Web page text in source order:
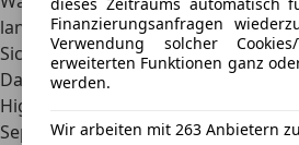
langen Fahrten.
Sicherheit
Das Insurance Institute for Highway
Highway Loss Data Institute (HLDI)
Sephia LS 4-Türer mit einem P für
Finanzierungsanfragen
Verwendung solcher
erweiterten Funktionen ganz
werden.
Wir arbeiten mit 263 Anbietern